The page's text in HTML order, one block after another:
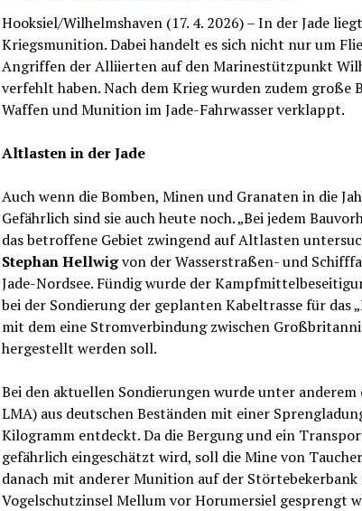
Hooksiel/Wilhelmshaven (17. 4. 2026) – In der Jade
Kriegsmunition. Dabei handelt es sich nicht nur um
Angriffen der Alliierten auf den Marinestützpunkt
verfehlt haben. Nach dem Krieg wurden zudem große
Waffen und Munition im Jade-Fahrwasser verklappt.
Altlasten in der Jade
Auch wenn die Bomben, Minen und Granaten in die
Gefährlich sind sie auch heute noch. „Bei jedem
das betroffene Gebiet zwingend auf Altlasten
Stephan Hellwigvon der Wasserstraßen- und
Jade-Nordsee. Fündig wurde der
bei der Sondierung der geplanten Kabeltrasse für das
mit dem eine Stromverbindung zwischen
hergestellt werden soll.
Bei den aktuellen Sondierungen wurde unter
LMA) aus deutschen Beständen mit einer
Kilogramm entdeckt. Da die Bergung und ein
gefährlich eingeschätzt wird, soll die Mine von
danach mit anderer Munition auf der Störtebekerbank
Vogelschutzinsel Mellum vor Horumersiel gesprengt